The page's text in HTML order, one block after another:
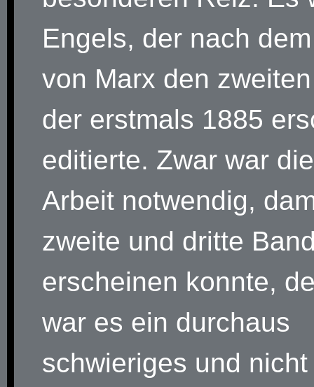
Engels, der nach
von Marx den
der erstmals 1885
editierte. Zwar war
Arbeit notwendig,
zweite und dritte
erscheinen konnte,
war es ein durchaus
schwieriges und